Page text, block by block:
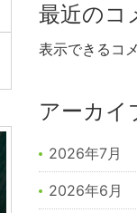
最近のコ
表示できるコ
アーカイ
2026年7月
2026年6月